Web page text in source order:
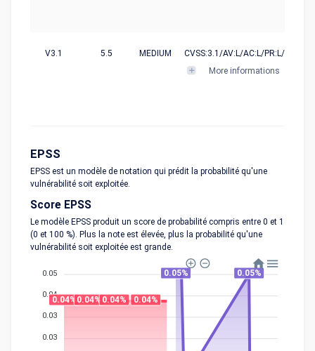
V3.1 5.5 MEDIUM
CVSS:3.1/AV:L/AC:L/PR:L/UI:N/
More informations
EPSS
EPSS est un modèle de notation qui prédit la probabilité qu'une
vulnérabilité soit exploitée.
Score EPSS
Le modèle EPSS produit un score de probabilité compris entre 0 et 1
(0 et 100 %). Plus la note est élevée, plus la probabilité qu'une
vulnérabilité soit exploitée est grande.
0.05
0.04
0.03
0.03
0.04% 0.04% 0.04% 0.04%
0.05% 0.05%